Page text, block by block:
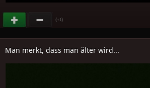
(+1)
Man merkt, dass man älter wird...